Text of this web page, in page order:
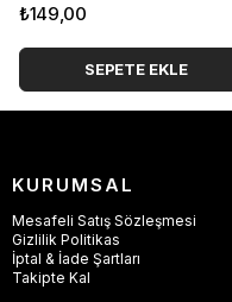
₺149,00
SEPETE EKLE
KURUMSAL
Mesafeli Satış Sözleşmesi
Gizlilik Politikas
İptal & İade Şartları
Takipte Kal